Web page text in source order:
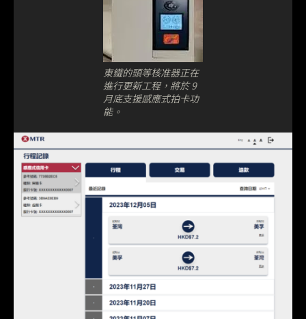
東鐵的頭等核准器正在
進行更新工程，將於 9
月底支援感應式拍卡功
能。